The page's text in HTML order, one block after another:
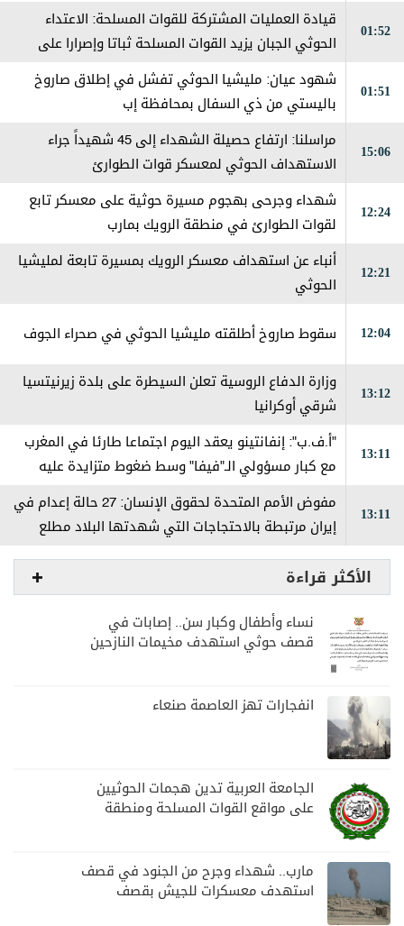
01:52
قيادة العمليات المشتركة للقوات المسلحة: الاعتداء
الحوثي الجبان يزيد القوات المسلحة ثباتا وإصرارا على
01:51
شهود عيان: ‏مليشيا الحوثي تفشل في إطلاق صاروخ
باليستي من ذي السفال بمحافظة إب
15:06
مراسلنا: ارتفاع حصيلة الشهداء إلى 45 شهيداً جراء
الاستهداف الحوثي لمعسكر قوات الطوارئ
12:24
شهداء وجرحى بهجوم مسيرة حوثية على معسكر تابع
لقوات الطوارئ في منطقة الرويك بمارب
12:21
أنباء عن استهداف معسكر الرويك بمسيرة تابعة لمليشيا
الحوثي
12:04 سقوط صاروخ أطلقته مليشيا الحوثي في صحراء الجوف
13:12
وزارة الدفاع الروسية تعلن السيطرة على بلدة زيرنيتسيا
شرقي أوكرانيا
13:11
"أ.ف.ب": إنفانتينو يعقد اليوم اجتماعا طارئا في المغرب
مع كبار مسؤولي الـ"فيفا" وسط ضغوط متزايدة عليه
13:11
مفوض الأمم المتحدة لحقوق الإنسان: 27 حالة إعدام في
إيران مرتبطة بالاحتجاجات التي شهدتها البلاد مطلع
الأكثر قراءة
نساء وأطفال وكبار سن.. إصابات في
قصف حوثي استهدف مخيمات النازحين
انفجارات تهز العاصمة صنعاء
الجامعة العربية تدين هجمات الحوثيين
على مواقع القوات المسلحة ومنطقة
مارب.. شهداء وجرح من الجنود في قصف
استهدف معسكرات للجيش بقصف